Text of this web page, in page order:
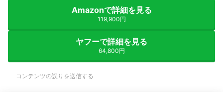
災、キャンプなど使えることを考える
と、大満足でした。Amazonで詳細を見る
119,900円
ヤフーで詳細を見る
64,800円
コンテンツの誤りを送信する